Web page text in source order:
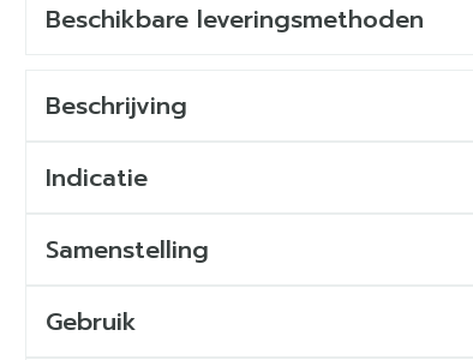
Beschikbare leveringsmethoden
Beschrijving
Indicatie
Samenstelling
Gebruik